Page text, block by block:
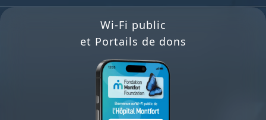
Wi-Fi public
et Portails de dons